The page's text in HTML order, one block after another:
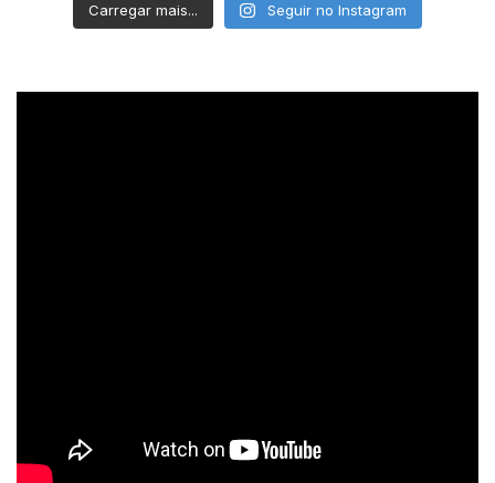
Carregar mais... Seguir no Instagram